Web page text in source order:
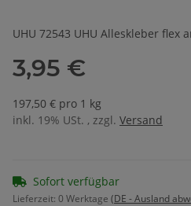
UHU 72543 UHU Alleskleber flex
3,95 €
197,50 € pro 1 kg
inkl. 19% USt. , zzgl. Versand
Sofort verfügbar
Lieferzeit: 0 Werktage (DE - Ausland